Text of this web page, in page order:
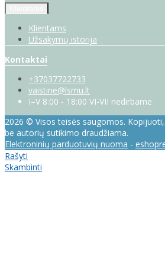
Klientams
Užsakymų istorija
Kontaktai
+37037722733
vaistine@lsmu.lt
I–V 8:00 - 18:00 VI-VII nedirbame
2026 © Visos teisės saugomos.
be autorių sutikimo draudžiama.
Elektroninių parduotuvių nuoma -
Rašyti
Skambinti